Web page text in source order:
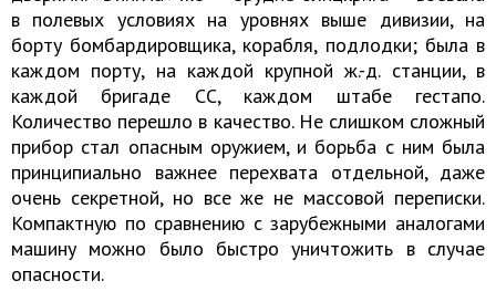
в полевых условиях на уровнях выше дивизии, на
борту бомбардировщика, корабля, подлодки; была в
каждом порту, на каждой крупной ж.-д. станции, в
каждой бригаде СС, каждом штабе гестапо.
Количество перешло в качество. Не слишком сложный
прибор стал опасным оружием, и борьба с ним была
принципиально важнее перехвата отдельной, даже
очень секретной, но все же не массовой переписки.
Компактную по сравнению с зарубежными аналогами
машину можно было быстро уничтожить в случае
опасности.